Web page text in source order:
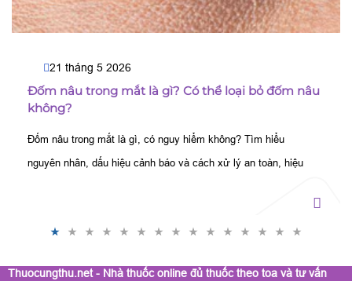
21 tháng 5 2026
Đốm nâu trong mắt là gì? Có thể loại bỏ đốm nâu
không?
Đốm nâu trong mắt là gì, có nguy hiểm không? Tìm hiểu
nguyên nhân, dấu hiệu cảnh báo và cách xử lý an toàn, hiệu
Thuocungthu.net - Nhà thuốc online đủ thuốc theo toa và tư vấn